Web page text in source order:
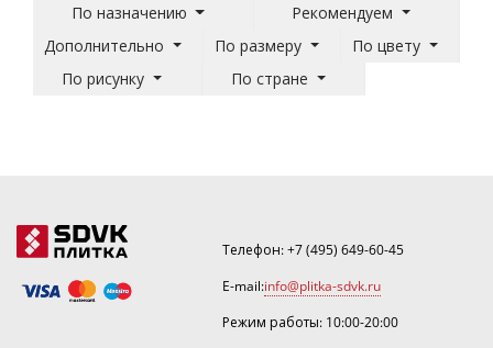
По назначению
Рекомендуем
Дополнительно
По размеру
По цвету
По рисунку
По стране
Телефон:+7 (495) 649-60-45
E-mail:info@plitka-sdvk.ru
Режим работы: 10:00-20:00